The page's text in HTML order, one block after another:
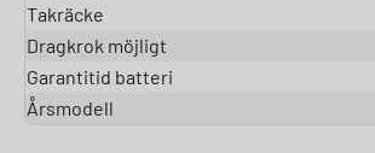
Takräcke
Dragkrok möjligt
Garantitid batteri
Årsmodell